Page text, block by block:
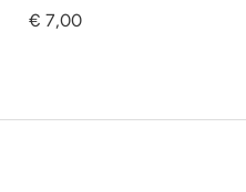
€ 7,00